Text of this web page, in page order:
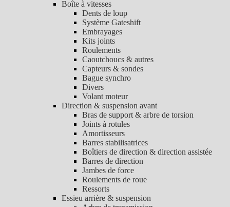
Boîte à vitesses
Dents de loup
Système Gateshift
Embrayages
Kits joints
Roulements
Caoutchoucs & autres
Capteurs & sondes
Bague synchro
Divers
Volant moteur
Direction & suspension avant
Bras de support & arbre de torsion
Joints à rotules
Amortisseurs
Barres stabilisatrices
Boîtiers de direction & direction assistée
Barres de direction
Jambes de force
Roulements de roue
Ressorts
Essieu arrière & suspension